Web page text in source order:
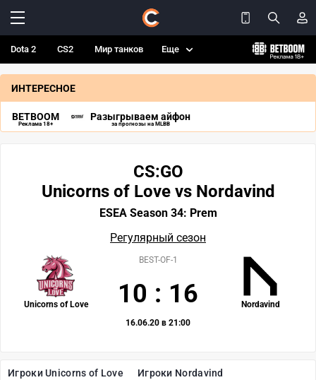
Dota 2 CS2 Мир танков Еще
ИНТЕРЕСНОЕ
BETBOOM
Реклама 18+
Разыгрываем айфон
за прогнозы на MLBB
Игроки Unicorns of Love Игроки Nordavind
CS:GO
Unicorns of Love vs Nordavind
ESEA Season 34: Prem
Регулярный сезон
Unicorns of Love Nordavind
BEST-OF-1
10 : 16
16.06.20 в 21:00